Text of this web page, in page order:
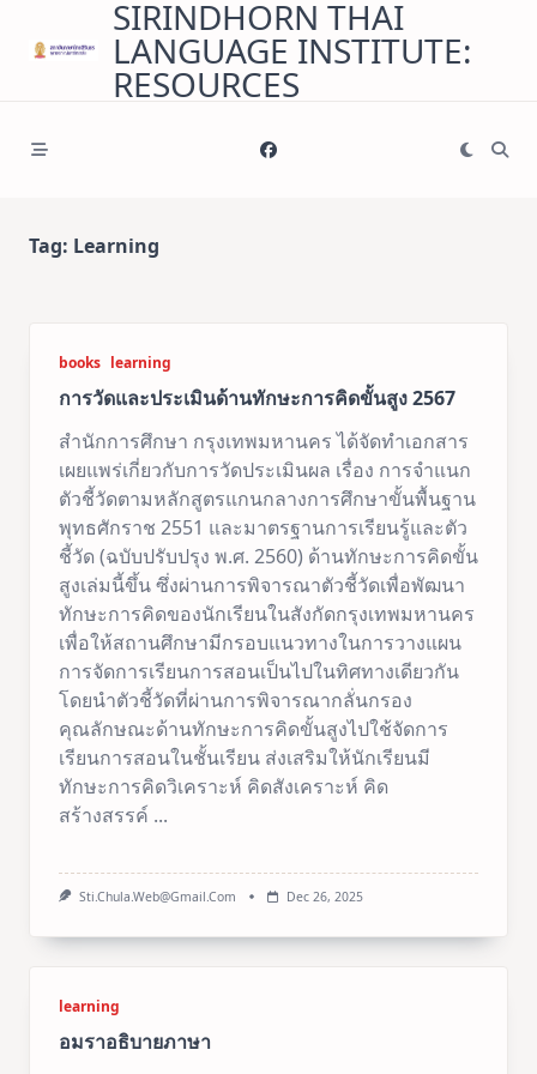
SIRINDHORN THAI
LANGUAGE INSTITUTE:
RESOURCES
Tag: Learning
books learning
การวัดและประเมินด้านทักษะการคิดขั้นสูง 2567
สำนักการศึกษา กรุงเทพมหานคร ได้จัดทำเอกสาร
เผยแพร่เกี่ยวกับการวัดประเมินผล เรื่อง การจำแนก
ตัวชี้วัดตามหลักสูตรแกนกลางการศึกษาขั้นพื้นฐาน
พุทธศักราช 2551 และมาตรฐานการเรียนรู้และตัว
ชี้วัด (ฉบับปรับปรุง พ.ศ. 2560) ด้านทักษะการคิดขั้น
สูงเล่มนี้ขึ้น ซึ่งผ่านการพิจารณาตัวชี้วัดเพื่อพัฒนา
ทักษะการคิดของนักเรียนในสังกัดกรุงเทพมหานคร
เพื่อให้สถานศึกษามีกรอบแนวทางในการวางแผน
การจัดการเรียนการสอนเป็นไปในทิศทางเดียวกัน
โดยนำตัวชี้วัดที่ผ่านการพิจารณากลั่นกรอง
คุณลักษณะด้านทักษะการคิดขั้นสูงไปใช้จัดการ
เรียนการสอนในชั้นเรียน ส่งเสริมให้นักเรียนมี
ทักษะการคิดวิเคราะห์ คิดสังเคราะห์ คิด
สร้างสรรค์ ...
Sti.chula.web@gmail.com Dec 26, 2025
learning
อมราอธิบายภาษา